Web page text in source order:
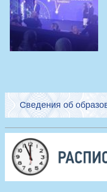
Сведения об